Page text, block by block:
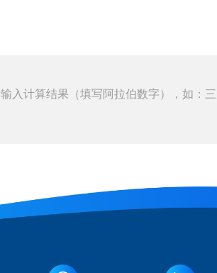
入计算结果（填写阿拉伯数字），如：